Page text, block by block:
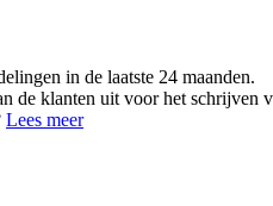
in de laatste 24 maanden.
de klanten uit voor het schrijven
Lees meer